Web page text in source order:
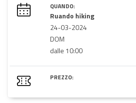
QUANDO:
Ruando hiking
24-03-2024
DOM
dalle 10:00
PREZZO: